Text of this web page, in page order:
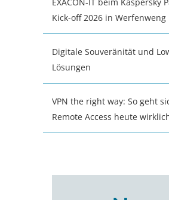
Kick-off 2026 in Werfenweng
Digitale Souveränität und
Lösungen
VPN the right way: So geht
Remote Access heute